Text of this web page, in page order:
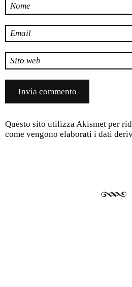
Nome
Email
Sito web
Questo sito utilizza Akismet per
come vengono elaborati i dati